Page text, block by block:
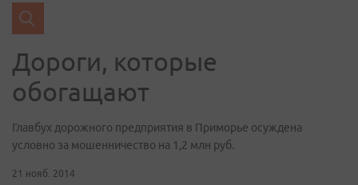
Дороги, которые
обогащают
Главбух дорожного предприятия в Приморье осуждена
условно за мошенничество на 1,2 млн руб.
21 нояб. 2014